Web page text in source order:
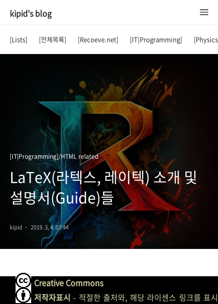
kipid's blog
[Lists] [전체목록] [Recoeve.net] [IT|Programming]
[IT|Programming]/HTML related
LaTeX(라텍스, 레이텍) 소개 및
설명서(Guide)들
kipid 2019. 3. 4. 07:44
Creative Commons
저작자표시 - 적절한 출처와, 해당 라이센스 링크를 표시